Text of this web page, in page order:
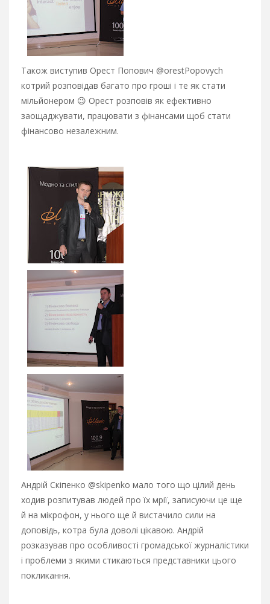
Також виступив Орест Попович @orestPopovych
котрий розповідав багато про гроші і те як стати
мільйонером 😉 Орест розповів як ефективно
заощаджувати, працювати з фінансами щоб стати
фінансово незалежним.
Андрій Скіпенко @skipenko мало того що цілий день
ходив розпитував людей про їх мрії, записуючи це ще
й на мікрофон, у нього ще й вистачило сили на
доповідь, котра була доволі цікавою. Андрій
розказував про особливості громадської журналістики
і проблеми з якими стикаються представники цього
покликання.